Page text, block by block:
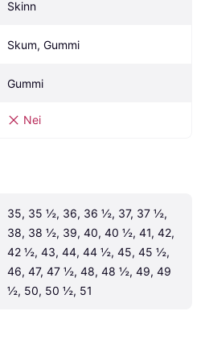
Skinn
Skum, Gummi
Gummi
Nei
35, 35 ½, 36, 36 ½, 37, 37 ½,
38, 38 ½, 39, 40, 40 ½, 41, 42,
42 ½, 43, 44, 44 ½, 45, 45 ½,
46, 47, 47 ½, 48, 48 ½, 49, 49
½, 50, 50 ½, 51